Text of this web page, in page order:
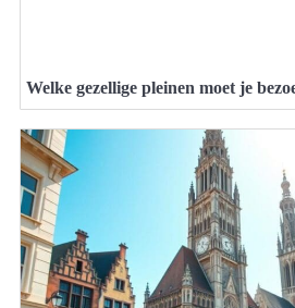
Welke gezellige pleinen moet je